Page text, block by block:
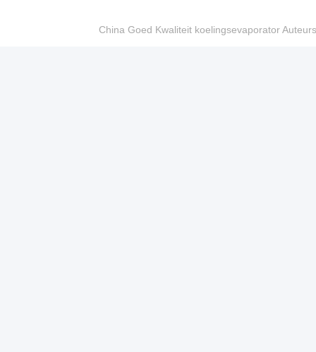
China Goed Kwaliteit koelingsevaporator